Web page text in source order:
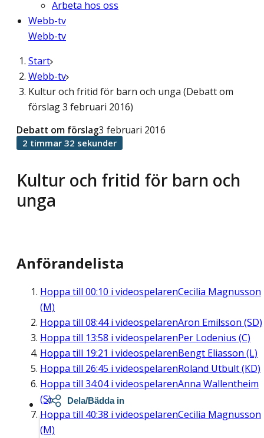
Arbeta hos oss
Webb-tv
Webb-tv
Start
Webb-tv
Kultur och fritid för barn och unga (Debatt om
förslag 3 februari 2016)
Kultur och fritid för barn och
unga
Debatt om förslag3 februari 2016
2 timmar 32 sekunder
Anförandelista
Hoppa till 00:10 i videospelarenCecilia Magnusson
(M)
Hoppa till 08:44i videospelarenAron Emilsson (SD)
Hoppa till 13:58 i videospelarenPer Lodenius (C)
Hoppa till 19:21 i videospelarenBengt Eliasson (L)
Hoppa till 26:45 i videospelarenRoland Utbult (KD)
Hoppa till 34:04i videospelarenAnna Wallentheim
(S)
Hoppa till 40:38 i videospelarenCecilia Magnusson
(M)
Dela/Bädda in